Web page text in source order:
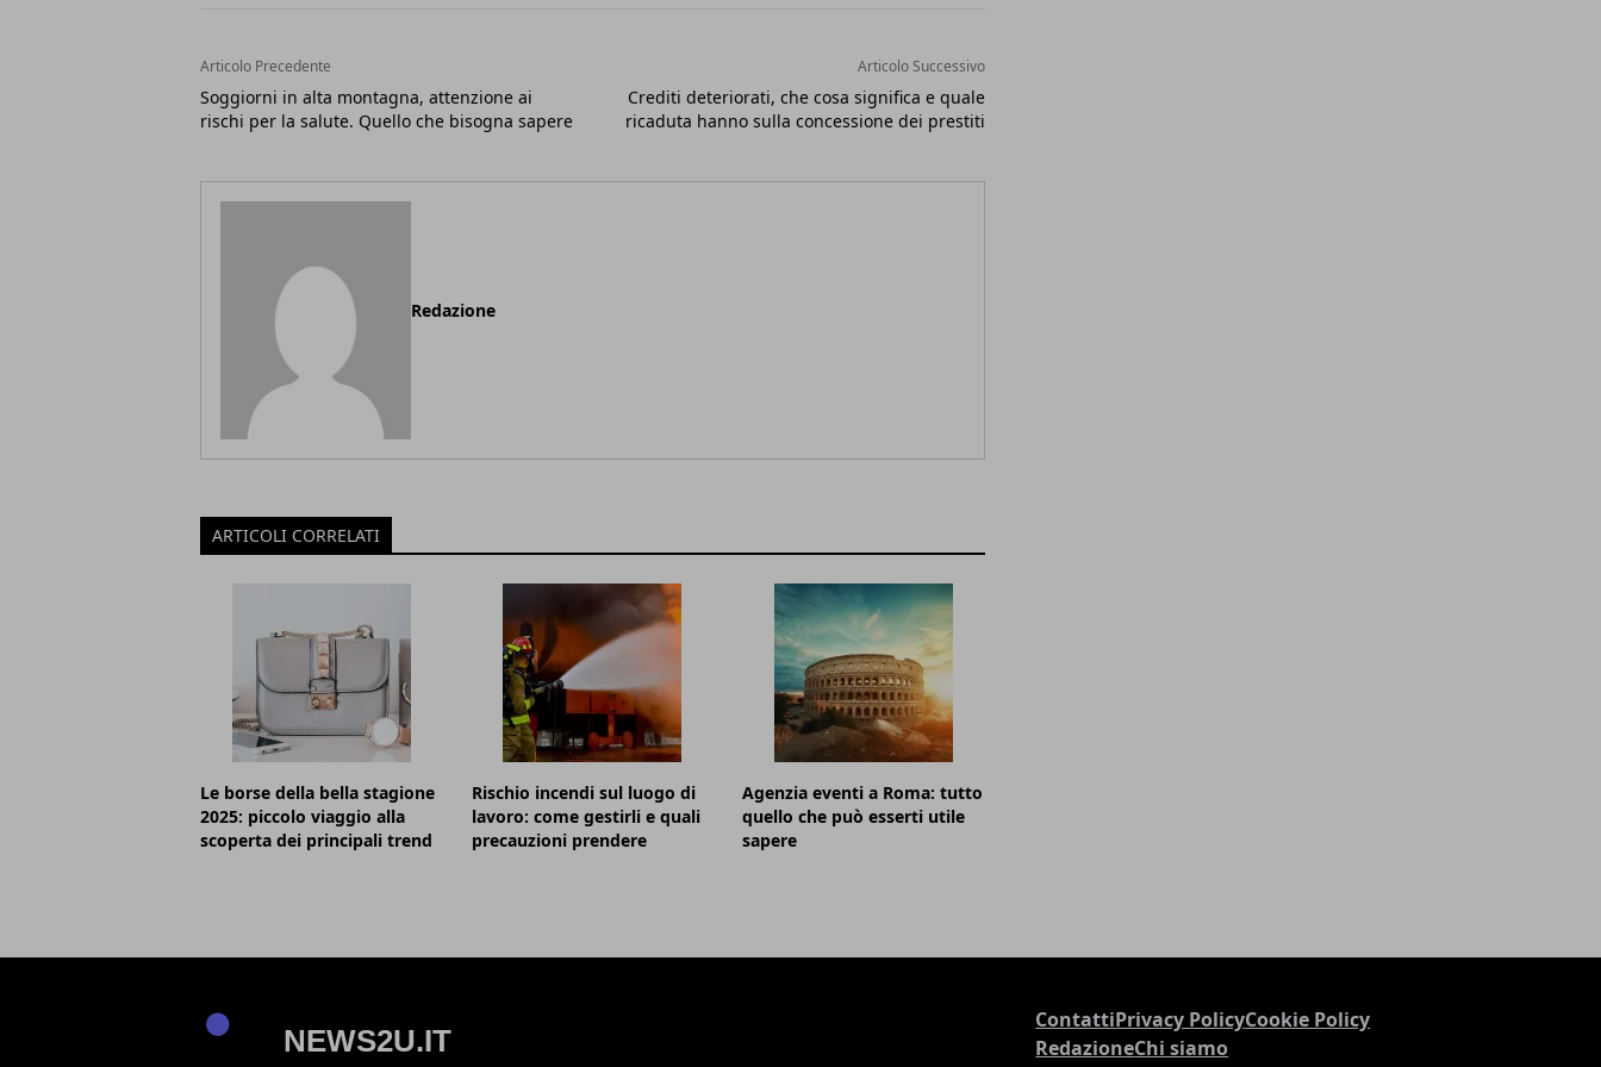
Articolo Precedente
Soggiorni in alta montagna, attenzione ai
rischi per la salute. Quello che bisogna sapere
Articolo Successivo
Crediti deteriorati, che cosa significa e quale
ricaduta hanno sulla concessione dei prestiti
Redazione
ARTICOLI CORRELATI
Le borse della bella stagione
2025: piccolo viaggio alla
scoperta dei principali trend
Rischio incendi sul luogo di
lavoro: come gestirli e quali
precauzioni prendere
Agenzia eventi a Roma: tutto
quello che può esserti utile
sapere
ContattiPrivacy PolicyCookie Policy
RedazioneChi siamo